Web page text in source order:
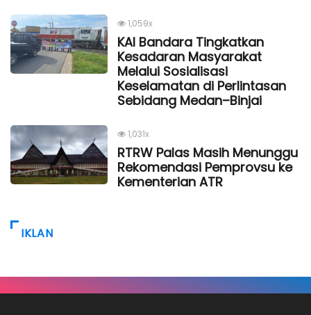
1,059x
KAI Bandara Tingkatkan
Kesadaran Masyarakat
Melalui Sosialisasi
Keselamatan di Perlintasan
Sebidang Medan–Binjai
1,031x
RTRW Palas Masih Menunggu
Rekomendasi Pemprovsu ke
Kementerian ATR
IKLAN